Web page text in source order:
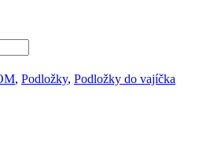
, Podložky, Podložky do vajíčka